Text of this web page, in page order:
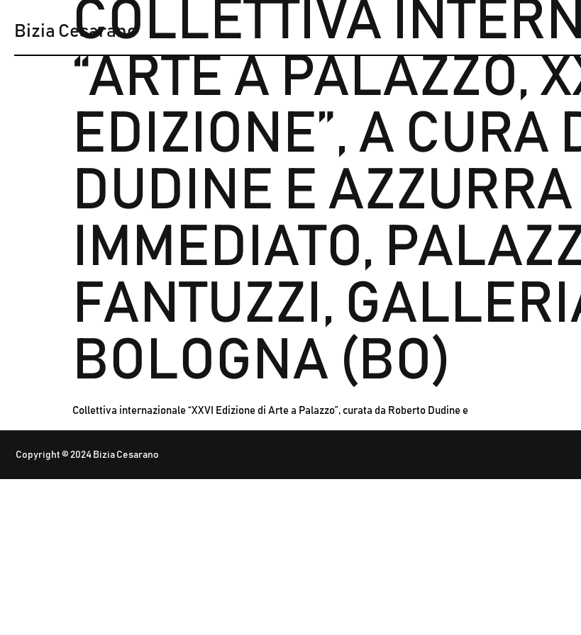
Bizia Cesarano
COLLETTIVA
“ARTE A PALAZZO,
EDIZIONE”, A CURA
DUDINE E AZZURRA
IMMEDIATO,
FANTUZZI,
BOLOGNA (BO)
Collettiva internazionale “XXVI Edizione di Arte a Palazzo”, curata da Roberto Dudine e
Copyright © 2024 Bizia Cesarano